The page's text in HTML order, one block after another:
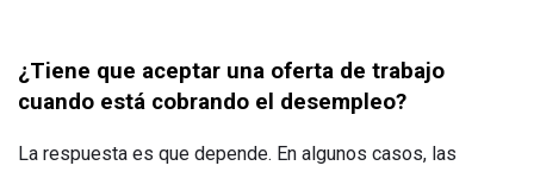
¿Tiene que aceptar una oferta de trabajo
cuando está cobrando el desempleo?
La respuesta es que depende. En algunos casos, las